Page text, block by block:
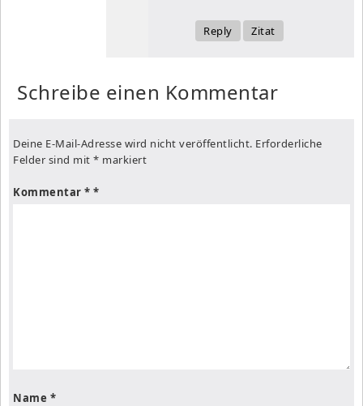
Reply Zitat
Schreibe einen Kommentar
Deine E-Mail-Adresse wird nicht veröffentlicht. Erforderliche
Felder sind mit * markiert
Kommentar *
Name *